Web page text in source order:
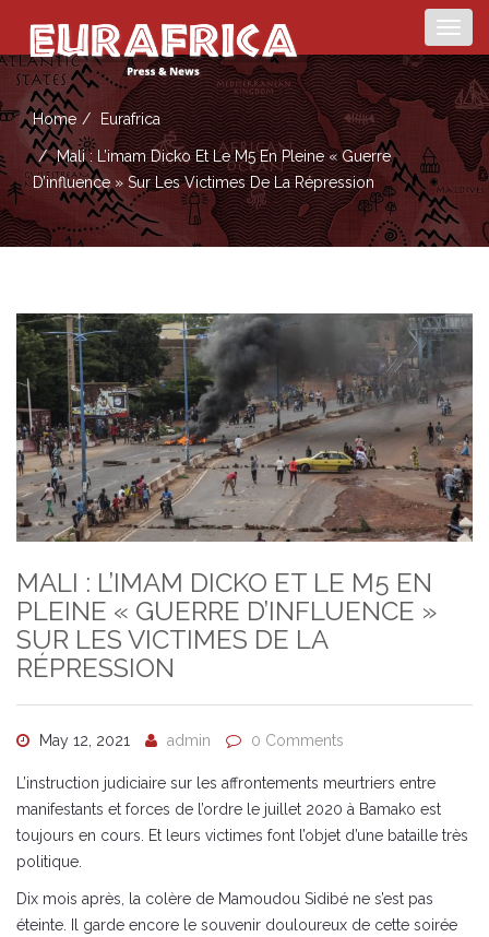
Home Eurafrica
Mali : L’imam Dicko Et Le M5 En Pleine « Guerre
D’influence » Sur Les Victimes De La Répression
MALI : L’IMAM DICKO ET LE M5 EN
PLEINE « GUERRE D’INFLUENCE »
SUR LES VICTIMES DE LA
RÉPRESSION
May 12, 2021 admin 0 Comments
L’instruction judiciaire sur les affrontements meurtriers entre
manifestants et forces de l’ordre le juillet 2020 à Bamako est
toujours en cours. Et leurs victimes font l’objet d’une bataille très
politique.
Dix mois après, la colère de Mamoudou Sidibé ne s’est pas
éteinte. Il garde encore le souvenir douloureux de cette soirée